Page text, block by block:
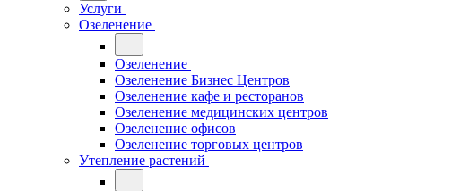
Услуги
Озеленение
Озеленение
Озеленение Бизнес Центров
Озеленение кафе и ресторанов
Озеленение медицинских центров
Озеленение офисов
Озеленение торговых центров
Утепление растений